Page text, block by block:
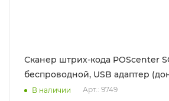
Сканер штрих-кода POScenter
беспроводной, USB адаптер
В наличии Арт.: 9749